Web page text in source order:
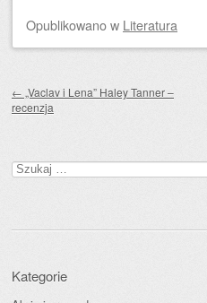
Opublikowanow Literatura
← „Vaclav i Lena” Haley Tanner –
recenzja
Szukaj:
Kategorie